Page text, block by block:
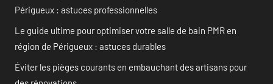
Périgueux : astuces professionnelles
Le guide ultime pour optimiser votre salle de bain PMR en
région de Périgueux : astuces durables
Éviter les pièges courants en embauchant des artisans pour